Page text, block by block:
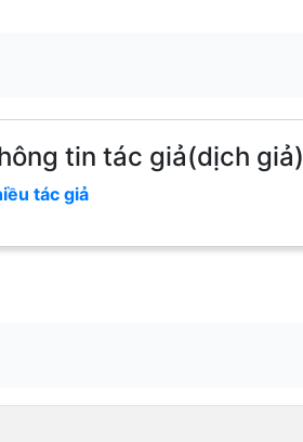
tin tác giả(dịch giả)
tác giả